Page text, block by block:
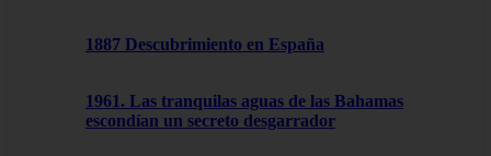
1887 Descubrimiento en España
1961. Las tranquilas aguas de las Bahamas
escondían un secreto desgarrador